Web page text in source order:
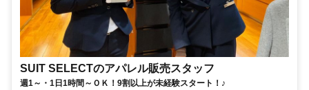
SUIT SELECTのアパレル販売スタッフ
週1～・1日1時間～ＯＫ！9割以上が未経験スタート！♪